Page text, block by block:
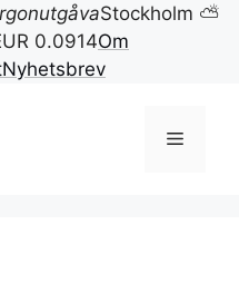
Stockholm ⛅
0.0914Om
Nyhetsbrev
Meny